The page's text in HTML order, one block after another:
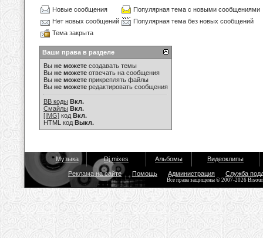
Новые сообщения
Популярная тема с новыми сообщениями
Нет новых сообщений
Популярная тема без новых сообщений
Тема закрыта
Ваши права в разделе
Вы не можете создавать темы
Вы не можете отвечать на сообщения
Вы не можете прикреплять файлы
Вы не можете редактировать сообщения
BB коды Вкл.
Смайлы Вкл.
[IMG] код Вкл.
HTML код Выкл.
Музыка Dj mixes Альбомы Видеоклипы
Реклама на сайте Помощь Администрация Служба
Все права защищены © 2007-2026